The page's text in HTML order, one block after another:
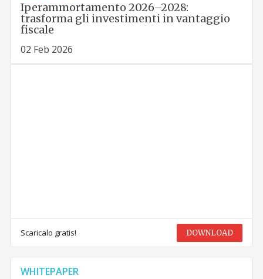
Iperammortamento 2026–2028:
trasforma gli investimenti in vantaggio
fiscale
02 Feb 2026
Scaricalo gratis! DOWNLOAD
WHITEPAPER